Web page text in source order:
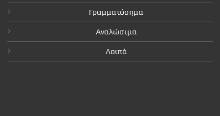
Γραμματόσημα
Αναλώσιμα
Λοιπά